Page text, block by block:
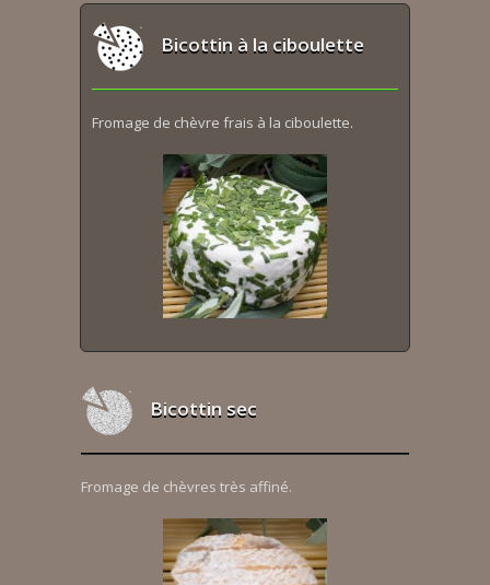
Bicottin à la ciboulette
Fromage de chèvre frais à la ciboulette.
Bicottin sec
Fromage de chèvres très affiné.